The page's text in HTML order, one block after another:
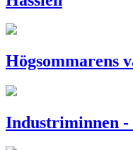
Högsommarens
Industriminnen